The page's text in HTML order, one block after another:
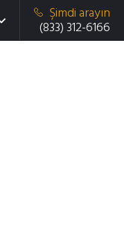
Şimdi arayın
(833) 312-6166